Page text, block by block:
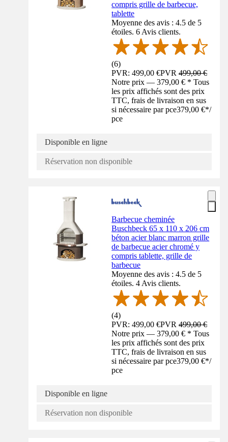
compris grille de barbecue,
tablette
Moyenne des avis : 4.5 de 5
étoiles. 6 Avis clients.
(6)
PVR: 499,00 €PVR499,00 €
Notre prix — 379,00 € * Tous
les prix affichés sont des prix
TTC, frais de livraison en sus
si nécessaire par pce379,00 €*/
pce
Disponible en ligne
Réservation non disponible
Barbecue cheminée
Buschbeck 65 x 110 x 206 cm
béton acier blanc marron grille
de barbecue acier chromé y
compris tablette, grille de
barbecue
Moyenne des avis : 4.5 de 5
étoiles. 4 Avis clients.
(4)
PVR: 499,00 €PVR499,00 €
Notre prix — 379,00 € * Tous
les prix affichés sont des prix
TTC, frais de livraison en sus
si nécessaire par pce379,00 €*/
pce
Disponible en ligne
Réservation non disponible